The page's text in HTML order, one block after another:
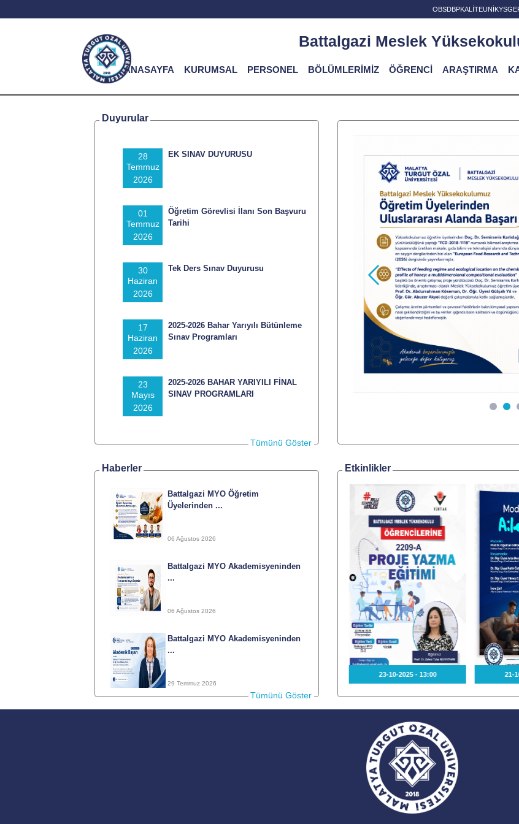
OBSDBPKALİTEUNİKYS
Battalgazi Meslek
ANASAYFA KURUMSAL PERSONEL BÖLÜMLERİMİZ ÖĞRENCİ ARAŞTIRMA
Duyurular
28
Temmuz
2026
EK SINAV DUYURUSU
01
Temmuz
2026
Öğretim Görevlisi İlanı Son Başvuru
Tarihi
30
Haziran
2026
Tek Ders Sınav Duyurusu
17
Haziran
2026
2025-2026 Bahar Yarıyılı Bütünleme
Sınav Programları
23
Mayıs
2026
2025-2026 BAHAR YARIYILI FİNAL
SINAV PROGRAMLARI
Tümünü Göster
Önceki
Haberler
Battalgazi MYO Öğretim
Üyelerinden ...
06 Ağustos 2026
Battalgazi MYO Akademisyeninden
...
06 Ağustos 2026
Battalgazi MYO Akademisyeninden
...
29 Temmuz 2026
Tümünü Göster
Etkinlikler
23-10-2025 - 13:00 21-